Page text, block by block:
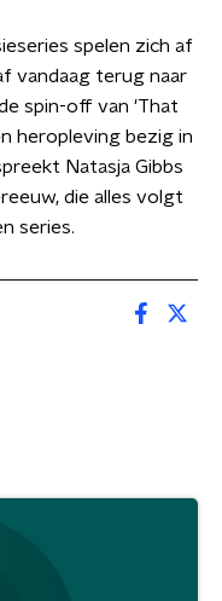
spelen zich af
vandaag terug naar
spin-off van 'That
heropleving bezig in
Natasja Gibbs
die alles volgt
series.